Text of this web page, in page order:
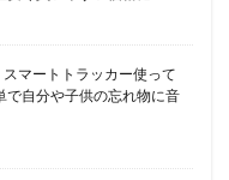
マートトラッカー使って
で自分や子供の忘れ物に音